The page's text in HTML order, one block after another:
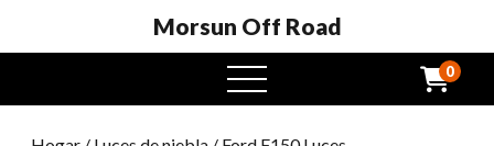
Morsun Off Road
Menú
abierto
0